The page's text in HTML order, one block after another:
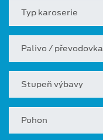
Typ karoserie
Palivo / převodovka
Stupeň výbavy
Pohon